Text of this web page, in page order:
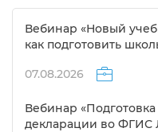
ебинар «Новый
как подготовить
07.08.2026
ебинар «Подготовка
декларации во ФГИС